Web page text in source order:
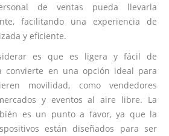
de ventas pueda llevarla
facilitando una experiencia de
y eficiente.
es que es ligera y fácil de
convierte en una opción ideal para
movilidad, como vendedores
y eventos al aire libre. La
es un punto a favor, ya que la
están diseñados para ser